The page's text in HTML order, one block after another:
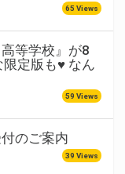
65 Views
等学校』が8
定版も♥ なん
59 Views
のご案内
39 Views